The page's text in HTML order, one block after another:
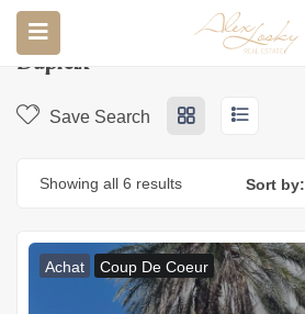
Accueil Dupleix
Dupleix
Save Search
Showing all 6 results Sort by:
Achat Coup De Coeur